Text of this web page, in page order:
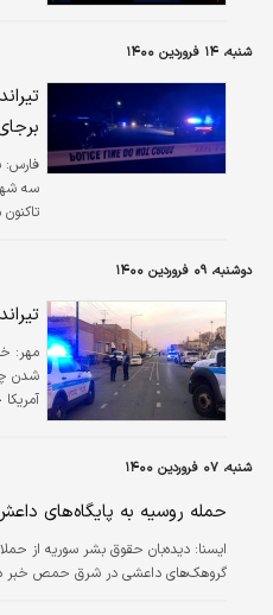
شنبه، ۱۴ فروردین ۱۴۰۰
فارس:
سه
دوشنبه، ۰۹ فروردین ۱۴۰۰
مهر:
شدن
شنبه، ۰۷ فروردین ۱۴۰۰
حمله روسیه به پایگاه‌های
ايسنا: دیده‌بان حقوق بشر سوریه از
گروهک‌های داعشی در شرق حمص خبر